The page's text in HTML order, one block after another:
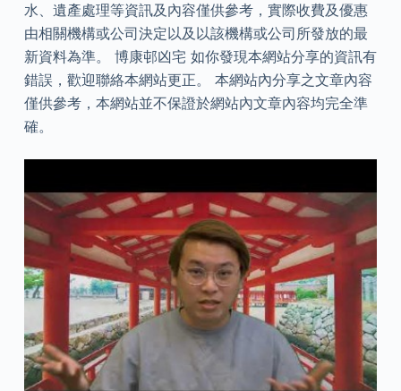
水、遺產處理等資訊及內容僅供參考，實際收費及優惠
由相關機構或公司決定以及以該機構或公司所發放的最
新資料為準。 博康邨凶宅 如你發現本網站分享的資訊有
錯誤，歡迎聯絡本網站更正。 本網站內分享之文章內容
僅供參考，本網站並不保證於網站內文章內容均完全準
確。